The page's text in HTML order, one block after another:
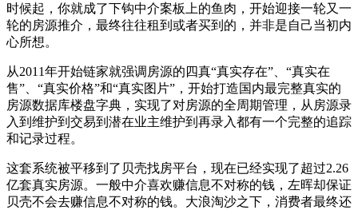
时候起，你就成了下钩中介案板上的鱼肉，开始迎接一轮又一
轮的房源推介，最终往往租到或者买到的，并非是自己当初内
心所想。
从2011年开始链家就强调房源的四真“真实存在”、“真实在
售”、“真实价格”和“真实图片”，开始打造国内最完整真实的
房源数据库楼盘字典，实现了对房源的全周期管理，从房源录
入到维护到交易到潜在业主维护到再录入都有一个完整的追踪
和记录过程。
这套系统被平移到了贝壳找房平台，现在已经实现了超过2.26
亿套真实房源。一般中介喜欢赚信息不对称的钱，左晖却保证
贝壳不会去赚信息不对称的钱。大浪淘沙之下，消费者最终还